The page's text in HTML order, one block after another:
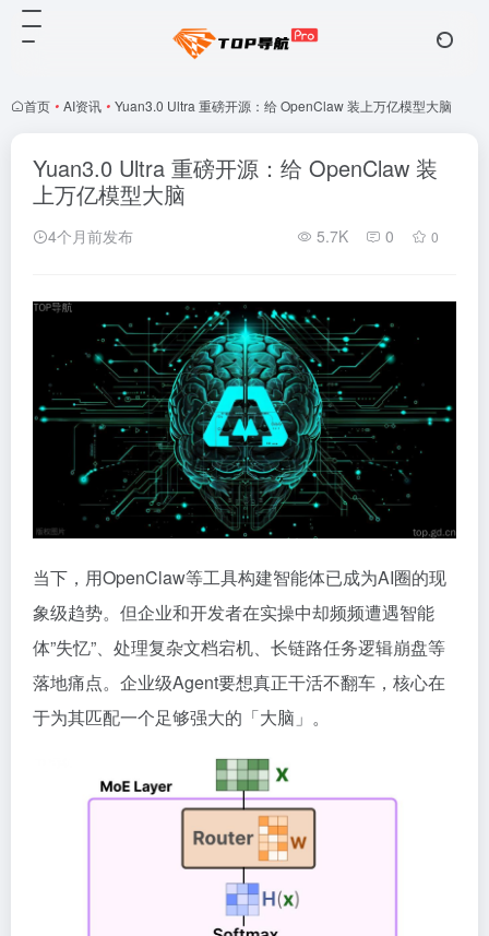
首页 • AI资讯 • Yuan3.0 Ultra 重磅开源：给 OpenClaw 装上万亿模型大脑
Yuan3.0 Ultra 重磅开源：给 OpenClaw 装
上万亿模型大脑
4个月前发布 5.7K 0 0
当下，用OpenClaw等工具构建智能体已成为AI圈的现
象级趋势。但企业和开发者在实操中却频频遭遇智能
体”失忆”、处理复杂文档宕机、长链路任务逻辑崩盘等
落地痛点。企业级Agent要想真正干活不翻车，核心在
于为其匹配一个足够强大的「大脑」。